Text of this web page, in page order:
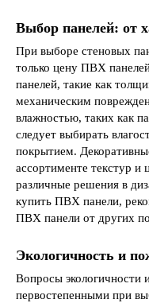
Выбор панелей: от
При выборе стеновых
только цену ПВХ
панелей, такие как
механическим
влажностью, таких как
следует выбирать
покрытием.
ассортименте текстур и
различные решения в
купить ПВХ панели,
ПВХ панели от других
Экологичность и
Вопросы экологичности
первостепенными при